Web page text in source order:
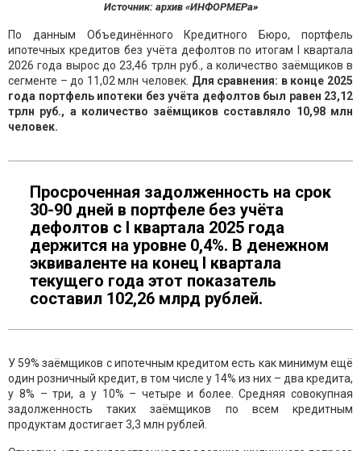
Источник: архив «ИНФОРМЕРа»
По данным Объединённого Кредитного Бюро, портфель
ипотечных кредитов без учёта дефолтов по итогам I квартала
2026 года вырос до 23,46 трлн руб., а количество заёмщиков в
сегменте – до 11,02 млн человек. Для сравнения: в конце 2025
года портфель ипотеки без учёта дефолтов был равен 23,12
трлн руб., а количество заёмщиков составляло 10,98 млн
человек.
Просроченная задолженность на срок
30-90 дней в портфеле без учёта
дефолтов с I квартала 2025 года
держится на уровне 0,4%. В денежном
эквиваленте на конец I квартала
текущего года этот показатель
составил 102,26 млрд рублей.
У 59% заёмщиков с ипотечным кредитом есть как минимум ещё
один розничный кредит, в том числе у 14% из них – два кредита,
у 8% – три, а у 10% – четыре и более. Средняя совокупная
задолженность таких заёмщиков по всем кредитным
продуктам достигает 3,3 млн рублей.